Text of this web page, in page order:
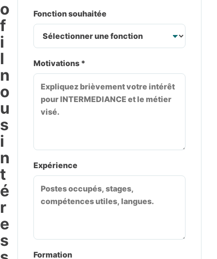
o
f
i
l
n
o
u
s
i
n
t
é
r
e
s
Fonction souhaitée
Motivations *
Expérience
Formation